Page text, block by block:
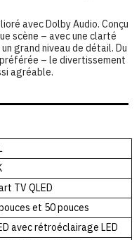
avec Dolby Audio. Conçu
scène – avec une clarté
grand niveau de détail. Du
– le divertissement
agréable.
TV QLED
et 50 pouces
avec rétroéclairage LED